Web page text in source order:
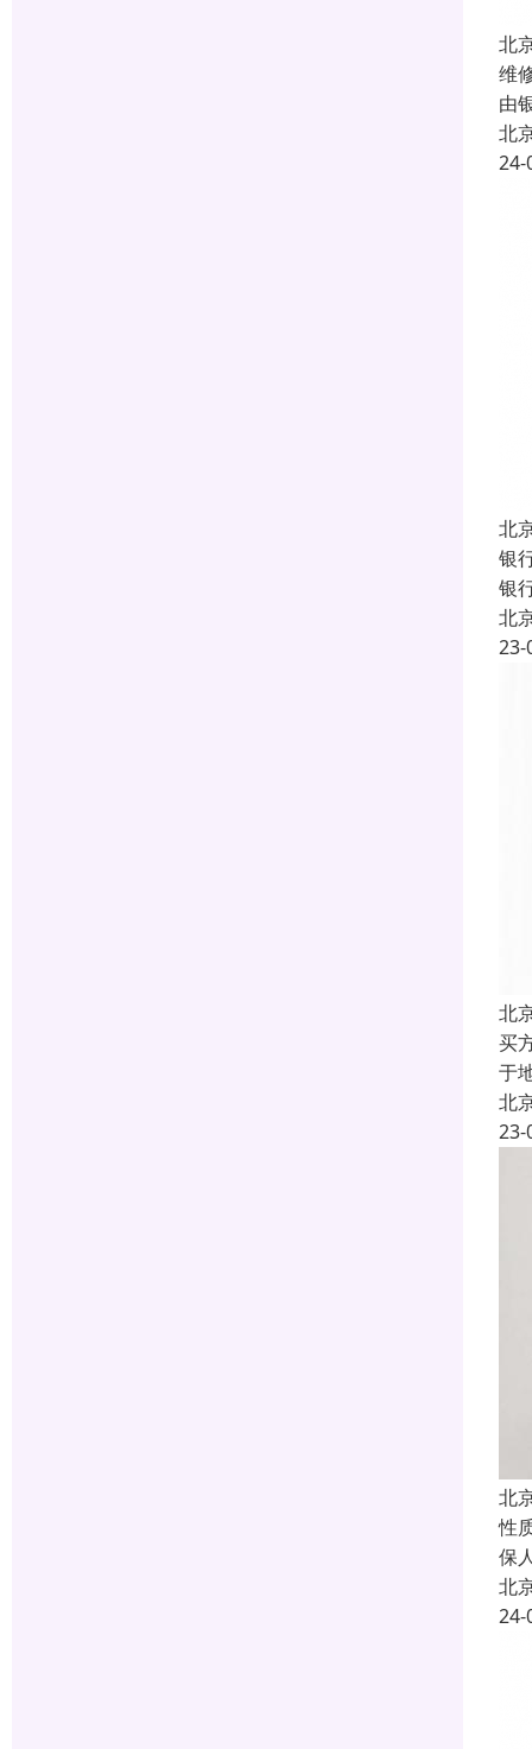
北
维
由
北
24-
北
银
银
北
23-
北
买
于
北
23-
北
性
保
北
24-